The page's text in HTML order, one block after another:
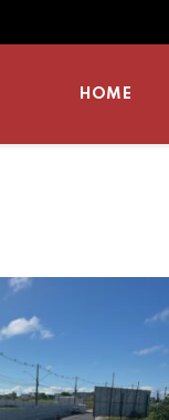
HOME